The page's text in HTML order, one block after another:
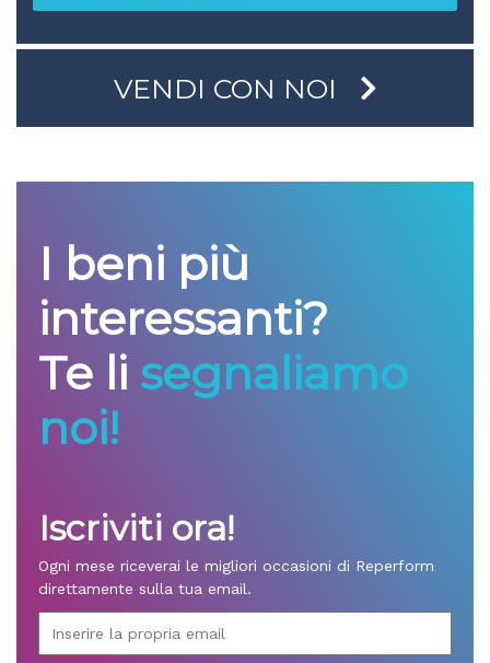
VENDI CON NOI
I beni più
interessanti?
Te li segnaliamo
noi!
Iscriviti ora!
Ogni mese riceverai le migliori occasioni di Reperform
direttamente sulla tua email.